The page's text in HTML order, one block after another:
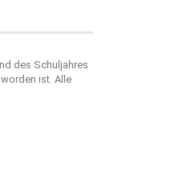
des Schuljahres
ist. Alle